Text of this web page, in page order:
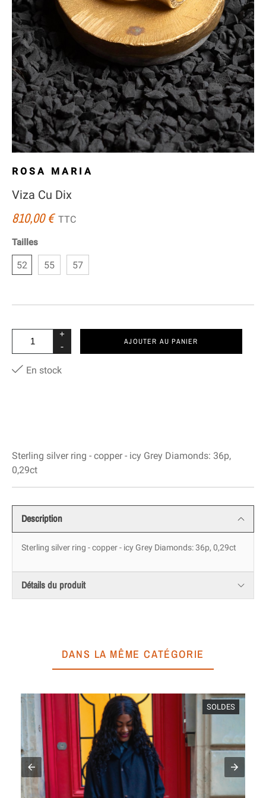
ROSA MARIA
Viza Cu Dix
810,00 €TTC
Tailles
52 55 57
+
-
AJOUTER AU PANIER
En stock
Sterling silver ring - copper - icy Grey Diamonds: 36p,
0,29ct
Description
Sterling silver ring - copper - icy Grey Diamonds: 36p, 0,29ct
Détails du produit
DANS LA MÊME CATÉGORIE
SOLDES